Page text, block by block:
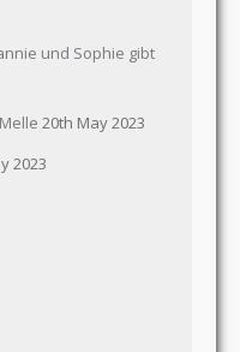
und Sophie gibt
20th May 2023
2023